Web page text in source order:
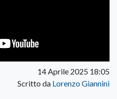
14 Aprile 2025 18:05
Scritto da Lorenzo Giannini